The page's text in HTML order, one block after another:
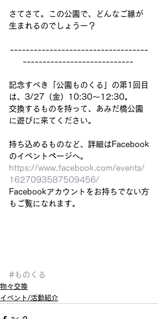
さてさて。この公園で、どんなご縁が
生まれるのでしょうー？
-----------------------------------
----------------------------
記念すべき「公園ものくる」の第1回目
は、3/27（金）10:30〜12:30。
交換するものを持って、あみだ橋公園
に遊びに来てください。
持ち込めるものなど、詳細はFacebook
のイベントページへ。
https://www.facebook.com/events/
1627093587509456/
Facebookアカウントをお持ちでない方
もご覧になれます。
#ものくる
物々交換
イベント/活動紹介